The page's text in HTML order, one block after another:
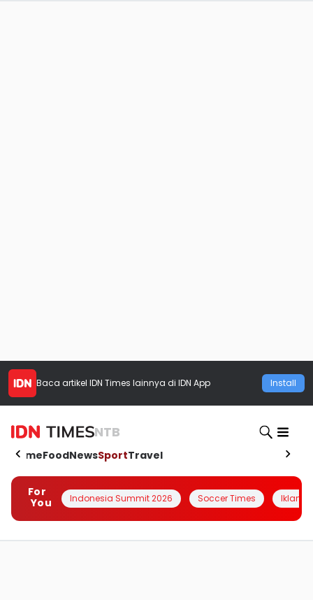
Baca artikel IDN Times lainnya di IDN App Install
NTB
HomeFoodNewsSportTravel
For
You
Indonesia Summit 2026 Soccer Times Iklanin